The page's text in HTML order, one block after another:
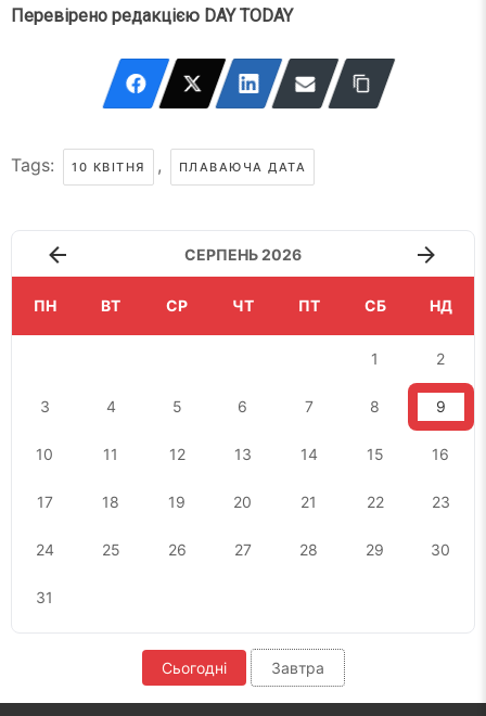
Перевірено редакцією DAY TODAY
Tags: 10 КВІТНЯ , ПЛАВАЮЧА ДАТА
СЕРПЕНЬ 2026
ПН ВТ СР ЧТ ПТ СБ НД
1 2
3 4 5 6 7 8 9
10 11 12 13 14 15 16
17 18 19 20 21 22 23
24 25 26 27 28 29 30
31
Сьогодні Завтра